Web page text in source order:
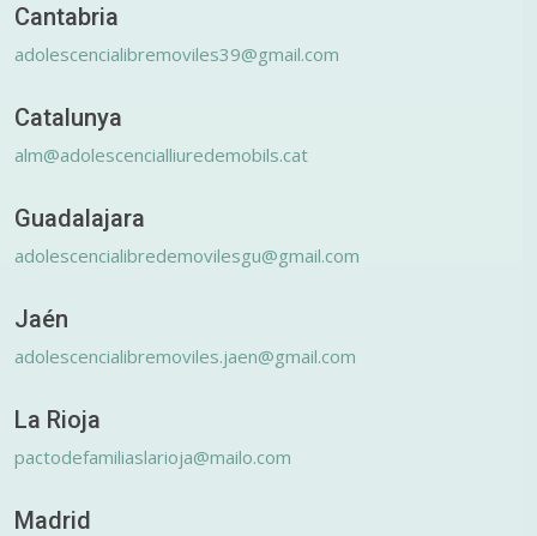
Cantabria
adolescencialibremoviles39@gmail.com
Catalunya
alm@adolescencialliuredemobils.cat
Guadalajara
adolescencialibredemovilesgu@gmail.com
Jaén
adolescencialibremoviles.jaen@gmail.com
La Rioja
pactodefamiliaslarioja@mailo.com
Madrid